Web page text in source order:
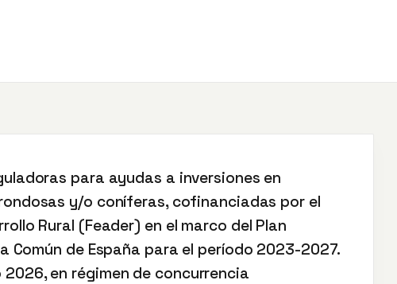
para ayudas a inversiones en
y/o coníferas, cofinanciadas por el
Rural (Feader) en el marco del Plan
Común de España para el período 2023-2027.
en régimen de concurrencia